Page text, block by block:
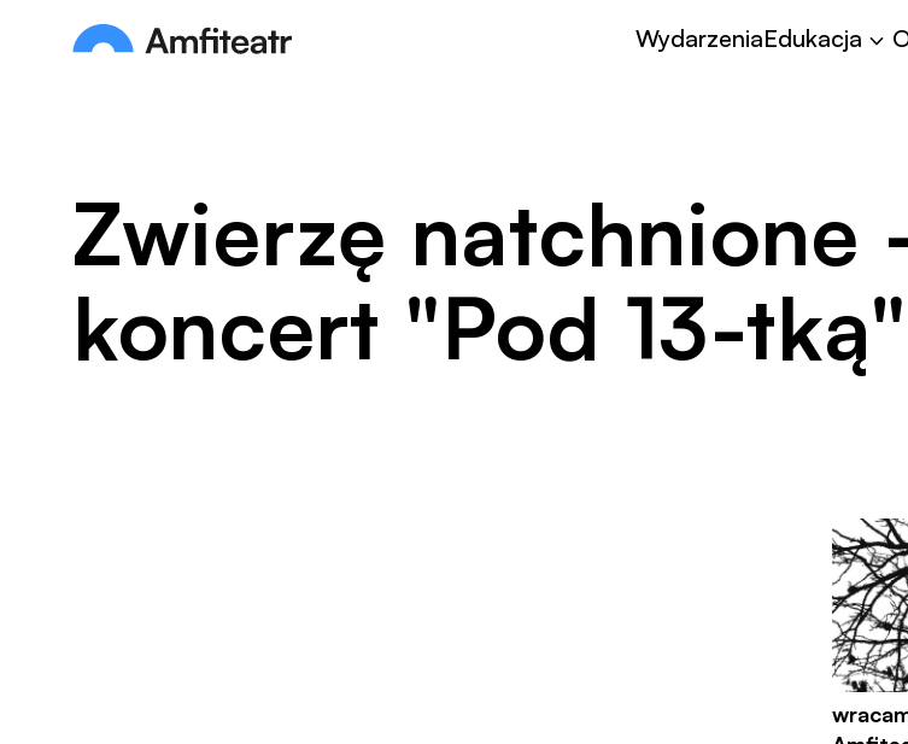
Amfiteatr. Miejski Ośrodek Kultury
WydarzeniaEdukacja
Zwierzę natchnione
koncert "Pod 13-tką"